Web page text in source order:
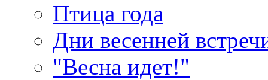
Птица года
Дни весенней
"Весна идет!"